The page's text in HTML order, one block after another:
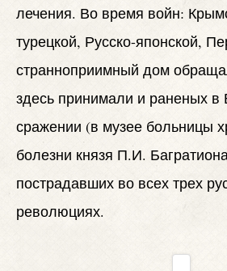
лечения. Во время войн:
турецкой, Русско-японской,
странноприимный дом
здесь принимали и раненых в
сражении (в музее больницы
болезни князя П.И.
пострадавших во всех трех
революциях.